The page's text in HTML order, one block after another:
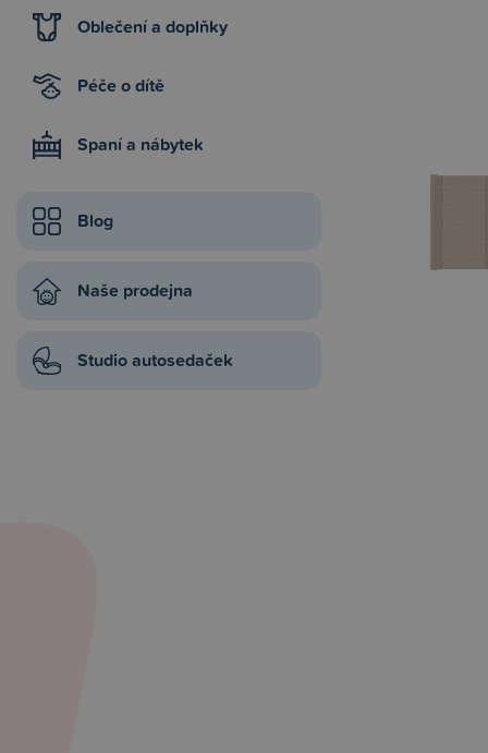
Oblečení a doplňky
Péče o dítě
Spaní a nábytek
Blog
Naše prodejna
Studio autosedaček